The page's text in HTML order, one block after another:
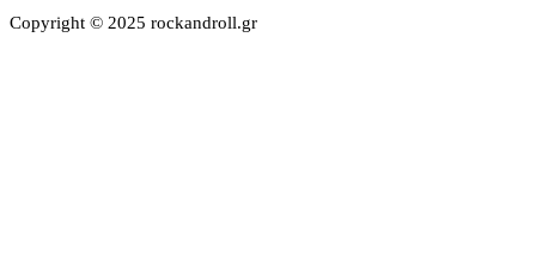
Copyright © 2025 rockandroll.gr